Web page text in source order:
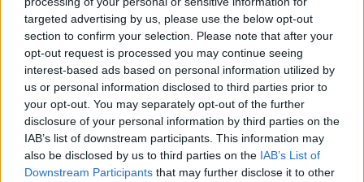
targeted advertising by us, please use the below opt-out
section to confirm your selection. Please note that after your
opt-out request is processed you may continue seeing
interest-based ads based on personal information utilized by
us or personal information disclosed to third parties prior to
your opt-out. You may separately opt-out of the further
disclosure of your personal information by third parties on the
IAB’s list of downstream participants. This information may
also be disclosed by us to third parties on the IAB’s List of
Downstream Participants that may further disclose it to other